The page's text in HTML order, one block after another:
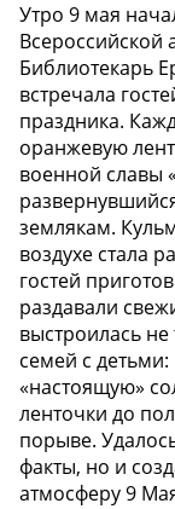
Утро 9 мая
Всероссийской
Библиотекарь
встречала
праздника.
оранжевую
военной славы
землякам.
воздухе стала
гостей
раздавали
выстроилась
семей с
«настоящую»
ленточки до
порыве.
факты, но и
атмосферу 9